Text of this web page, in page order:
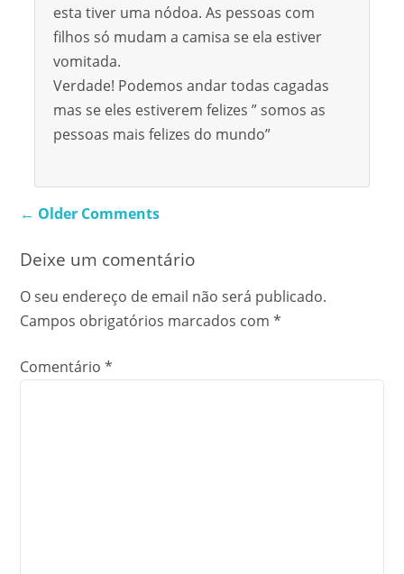
esta tiver uma nódoa. As pessoas com
filhos só mudam a camisa se ela estiver
vomitada.
Verdade! Podemos andar todas cagadas
mas se eles estiverem felizes ” somos as
pessoas mais felizes do mundo”
Comment
navigation
← Older Comments
Deixe um comentário
O seu endereço de email não será publicado.
Campos obrigatórios marcados com*
Comentário*